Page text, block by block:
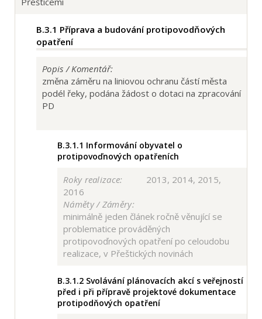
B.3.1 Příprava a budování protipovodňových
opatření
Popis / Komentář:
změna záměru na liniovou ochranu částí města
podél řeky, podána žádost o dotaci na zpracování
PD
B.3.1.1 Informování obyvatel o
protipovoďnových opatřeních
Roky realizace:
2013, 2014, 2015,
2016
Náměty / Záměry:
minimálně jeden článek ročně věnující se
problematice prováděných
protipovoďnových opatření po celoudobu
realizace, v Přeštických novinách
B.3.1.2 Svolávání plánovacích akcí s veřejností
před i při přípravě projektové dokumentace
protipodňových opatření